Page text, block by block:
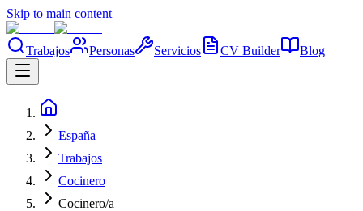
Skip to main content
Trabajos Personas Servicios CV Builder Blog
España
Trabajos
Cocinero
Cocinero/a